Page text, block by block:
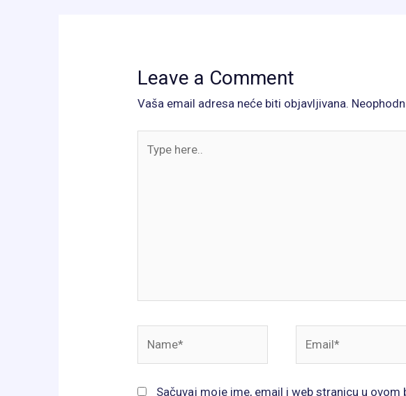
Leave a Comment
Vaša email adresa neće biti objavljivana.
here..
Sačuvaj moje ime, email i web stranicu u